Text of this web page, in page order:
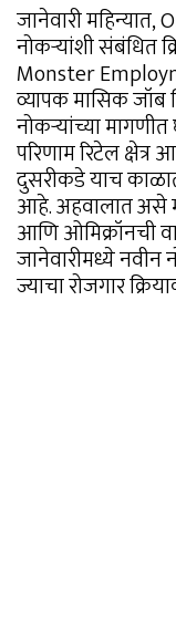
जानेवारी महिन्यात,
नोकऱ्यांशी संबंधित
Monster
व्यापक मासिक जॉब
नोकऱ्यांच्या
परिणाम रिटेल
दुसरीकडे याच
आहे. अहवालात असे
आणि ओमिक्रॉनची
जानेवारीमध्ये नवीन
ज्याचा रोजगार